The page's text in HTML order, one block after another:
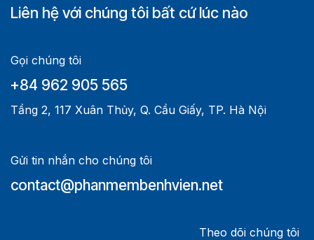
Liên hệ với chúng tôi bất cứ lúc nào
Gọi chúng tôi
+84 962 905 565
Tầng 2, 117 Xuân Thủy, Q. Cầu Giấy, TP. Hà Nội
Gửi tin nhắn cho chúng tôi
contact@phanmembenhvien.net
Theo dõi chúng tôi